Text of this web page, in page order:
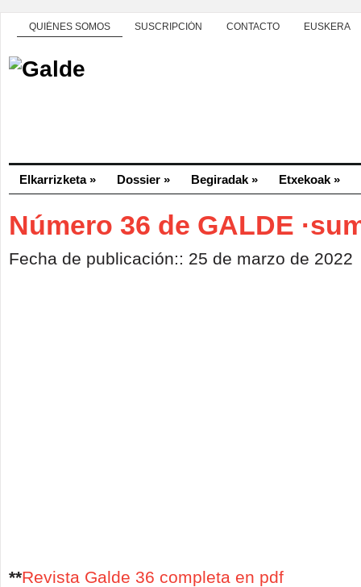
QUIÉNES SOMOS SUSCRIPCIÓN CONTACTO EUSKERA
Elkarrizketa» Dossier » Begiradak » Etxekoak »
Número 36 de GALDE
Fecha de publicación:: 25 de marzo de 2022
**Revista Galde 36 completa en pdf